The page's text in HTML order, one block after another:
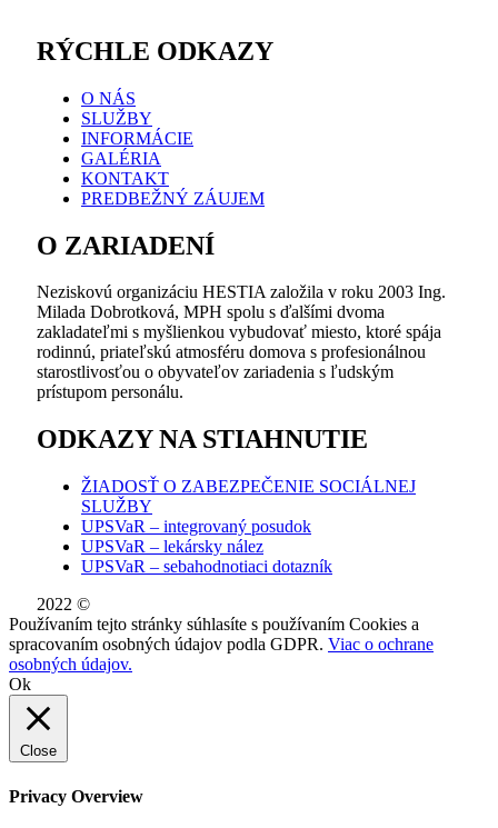
RÝCHLE ODKAZY
O NÁS
SLUŽBY
INFORMÁCIE
GALÉRIA
KONTAKT
PREDBEŽNÝ ZÁUJEM
O ZARIADENÍ
Neziskovú organizáciu HESTIA založila v roku 2003 Ing.
Milada Dobrotková, MPH spolu s ďalšími dvoma
zakladateľmi s myšlienkou vybudovať miesto, ktoré spája
rodinnú, priateľskú atmosféru domova s profesionálnou
starostlivosťou o obyvateľov zariadenia s ľudským
prístupom personálu.
ODKAZY NA STIAHNUTIE
ŽIADOSŤ O ZABEZPEČENIE SOCIÁLNEJ
SLUŽBY
UPSVaR – integrovaný posudok
UPSVaR – lekársky nález
UPSVaR – sebahodnotiaci dotazník
2022 ©
Používaním tejto stránky súhlasíte s používaním Cookies a
spracovaním osobných údajov podla GDPR. Viac o ochrane
osobných údajov.
Ok
Close
Privacy Overview